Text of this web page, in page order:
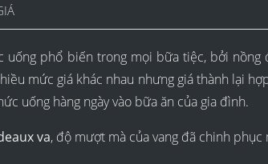
uống phổ biến trong mọi bữa tiệc, bởi
mức giá khác nhau nhưng giá thành lại
uống hàng ngày vào bữa ăn của gia đình.
va, độ mượt mà của vang đã chinh